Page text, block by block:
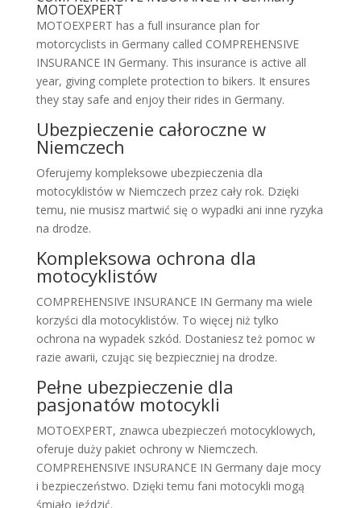
MOTOEXPERT
MOTOEXPERT has a full insurance plan for
motorcyclists in Germany called COMPREHENSIVE
INSURANCE IN Germany. This insurance is active all
year, giving complete protection to bikers. It ensures
they stay safe and enjoy their rides in Germany.
Ubezpieczenie całoroczne w
Niemczech
Oferujemy kompleksowe ubezpieczenia dla
motocyklistów w Niemczech przez cały rok. Dzięki
temu, nie musisz martwić się o wypadki ani inne ryzyka
na drodze.
Kompleksowa ochrona dla
motocyklistów
COMPREHENSIVE INSURANCE IN Germany ma wiele
korzyści dla motocyklistów. To więcej niż tylko
ochrona na wypadek szkód. Dostaniesz też pomoc w
razie awarii, czując się bezpieczniej na drodze.
Pełne ubezpieczenie dla
pasjonatów motocykli
MOTOEXPERT, znawca ubezpieczeń motocyklowych,
oferuje duży pakiet ochrony w Niemczech.
COMPREHENSIVE INSURANCE IN Germany daje mocy
i bezpieczeństwo. Dzięki temu fani motocykli mogą
śmiało jeździć.